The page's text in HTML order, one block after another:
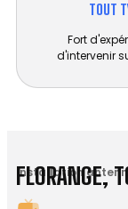
TOUT
Fort
d'intervenir
Installation
FLORANGE,